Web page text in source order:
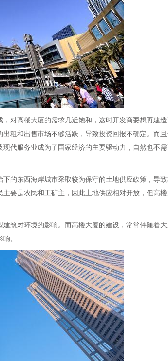
对高楼大厦的需求几近饱和，这时开发商要想再建
租和出售市场不够活跃，导致投资回报不确定。而
代服务业成为了国家经济的主要驱动力，自然也不
的东西海岸城市采取较为保守的土地供应政策，导
要是农民和工矿主，因此土地供应相对开放，但高楼
筑对环境的影响。而高楼大厦的建设，常常伴随着
。